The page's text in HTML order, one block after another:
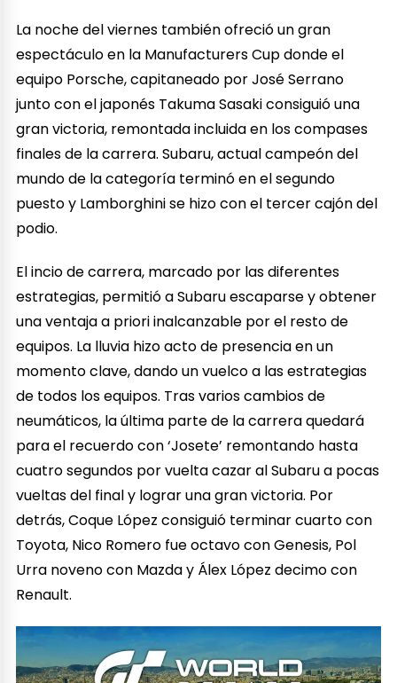
La noche del viernes también ofreció un gran
espectáculo en la Manufacturers Cup donde el
equipo Porsche, capitaneado por José Serrano
junto con el japonés Takuma Sasaki consiguió una
gran victoria, remontada incluida en los compases
finales de la carrera. Subaru, actual campeón del
mundo de la categoría terminó en el segundo
puesto y Lamborghini se hizo con el tercer cajón del
podio.
El incio de carrera, marcado por las diferentes
estrategias, permitió a Subaru escaparse y obtener
una ventaja a priori inalcanzable por el resto de
equipos. La lluvia hizo acto de presencia en un
momento clave, dando un vuelco a las estrategias
de todos los equipos. Tras varios cambios de
neumáticos, la última parte de la carrera quedará
para el recuerdo con ‘Josete’ remontando hasta
cuatro segundos por vuelta cazar al Subaru a pocas
vueltas del final y lograr una gran victoria. Por
detrás, Coque López consiguió terminar cuarto con
Toyota, Nico Romero fue octavo con Genesis, Pol
Urra noveno con Mazda y Álex López decimo con
Renault.